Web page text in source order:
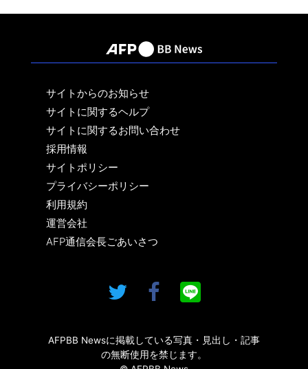
サイトからのお知らせ
サイトに関するヘルプ
サイトに関するお問い合わせ
採用情報
サイトポリシー
プライバシーポリシー
利用規約
運営会社
AFP通信会長ごあいさつ
AFPBB Newsに掲載している写真・見出し・記事
の無断使用を禁じます。